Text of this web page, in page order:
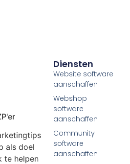
als doel
te helpen
Diensten
Website software
aanschaffen
Webshop
software
aanschaffen
Community
software
aanschaffen